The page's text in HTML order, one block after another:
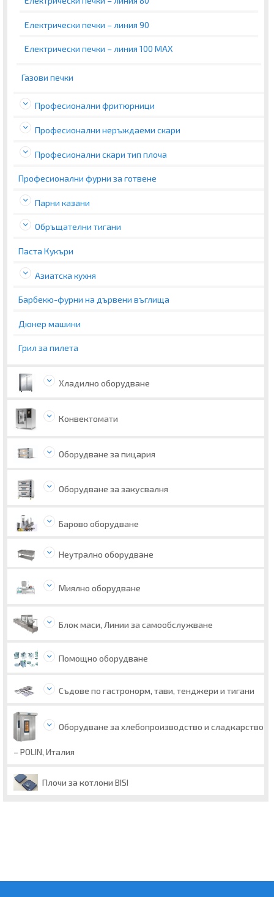
Електрически печки – линия 90
Електрически печки – линия 100 MAX
Газови печки
Професионални фритюрници
Професионални неръждаеми скари
Професионални скари тип плоча
Професионални фурни за готвене
Парни казани
Обръщателни тигани
Паста Кукъри
Азиатска кухня
Барбекю-фурни на дървени въглища
Дюнер машини
Грил за пилета
Хладилно оборудване
Конвектомати
Оборудване за пицария
Оборудване за закусвалня
Барово оборудване
Неутрално оборудване
Миялно оборудване
Блок маси, Линии за самообслужване
Помощно оборудване
Съдове по гастронорм, тави, тенджери и тигани
Оборудване за хлебопроизводство и сладкарство
– POLIN, Италия
Плочи за котлони BISI